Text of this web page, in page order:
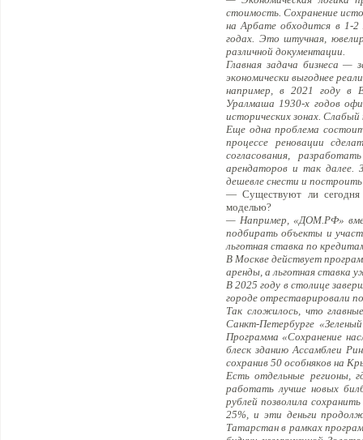
стоимость. Сохранение
на Арбате обходится в 1-2
годах. Это штучная,
различной документации.
Главная задача бизнеса
экономически выгоднее
например, в 2021 году в
Уралмаша 1930-х годов
исторических зонах.
Еще одна проблема
процессе реновации
согласования,
арендаторов и так далее.
дешевле снести и построить
— Существуют ли сегодня
моделью?
— Например, «ДОМ.РФ»
подбирать объекты и
льготная ставка по
В Москве действует
аренды, а льготная ставка
В 2025 году в столице
городе отреставрировали
Так сложилось, что
Санкт-Петербурге
Программа «Сохранение
блеск зданию Ассамблеи
сохранив 50 особняков на
Есть отдельные регионы,
работать лучше новых
рублей позволила
25%, и эти деньги
Татарстан в рамках